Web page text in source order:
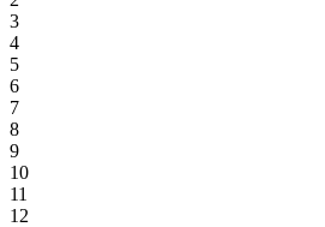
3
4
5
6
7
8
9
10
11
12